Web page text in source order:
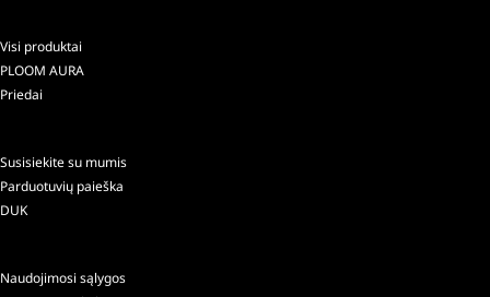
Visi produktai
PLOOM AURA
Priedai
Susisiekite su mumis
Parduotuvių paieška
DUK
Naudojimosi sąlygos